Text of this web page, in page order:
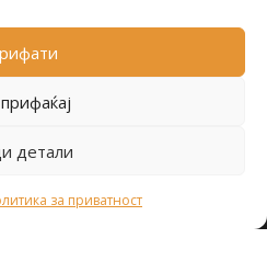
детали
за приватност
СЕ !
за приватност